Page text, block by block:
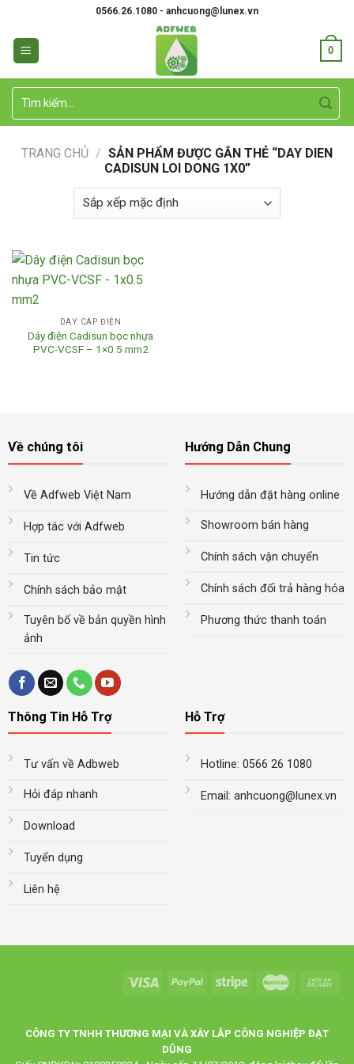
content
0566.26.1080 - anhcuong@lunex.vn
0
Tìm
TRANG CHỦ / SẢN PHẨM ĐƯỢC GẮN THẺ “DAY DIEN
CADISUN LOI DONG 1X0”
DÂY CÁP ĐIỆN
Dây điện Cadisun bọc nhựa
PVC-VCSF – 1×0.5 mm2
Về chúng tôi
Về Adfweb Việt Nam
Hợp tác với Adfweb
Tin tức
Chính sách bảo mật
Tuyên bố về bản quyền hình
ảnh
Hướng Dẫn Chung
Hướng dẫn đặt hàng online
Showroom bán hàng
Chính sách vận chuyển
Chính sách đổi trả hàng hóa
Phương thức thanh toán
Thông Tin Hỗ Trợ
Tư vấn về Adbweb
Hỏi đáp nhanh
Download
Tuyển dụng
Liên hệ
Hỗ Trợ
Hotline: 0566 26 1080
Email: anhcuong@lunex.vn
CÔNG TY TNHH THƯƠNG MẠI VÀ XÂY LẮP CÔNG NGHIỆP ĐẠT
DŨNG